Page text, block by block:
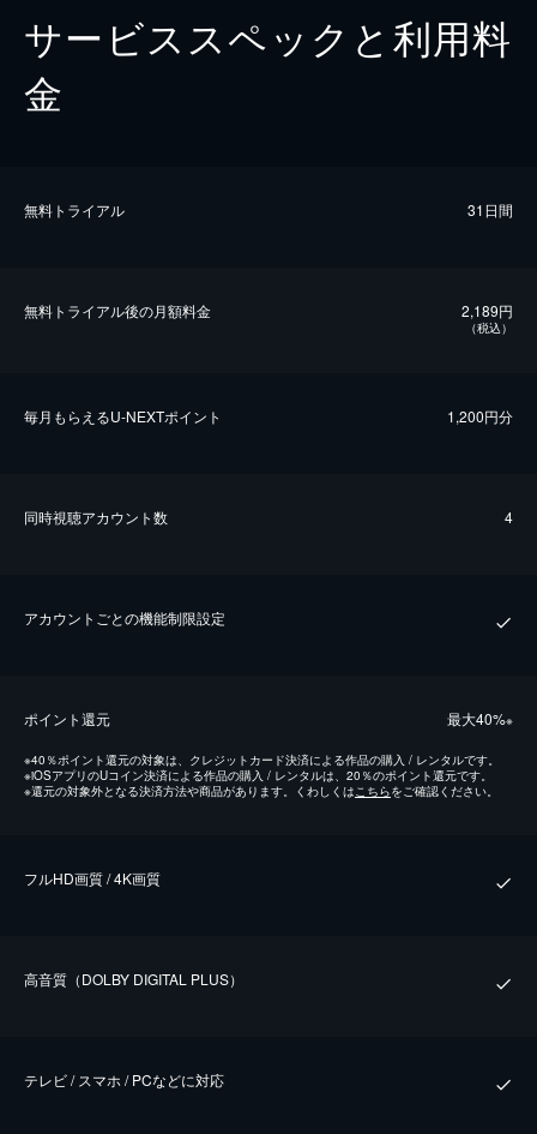
サービススペックと利用料
金
無料トライアル 31日間
無料トライアル後の⽉額料金 2,189円
（税込）
毎⽉もらえるU-NEXTポイント 1,200円分
同時視聴アカウント数 4
アカウントごとの機能制限設定
ポイント還元 最⼤40%※
※40％ポイント還元の対象は、クレジットカード決済による作品の購入 / レンタルです。
※iOSアプリのUコイン決済による作品の購入 / レンタルは、20％のポイント還元です。
※還元の対象外となる決済方法や商品があります。くわしくは こちらをご確認ください。
フルHD画質 / 4K画質
⾼⾳質（DOLBY DIGITAL PLUS）
テレビ / スマホ / PCなどに対応